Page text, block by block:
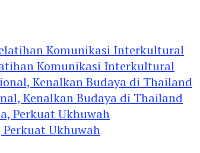
Komunikasi Interkultural
Kenalkan Budaya di Thailand
Perkuat Ukhuwah